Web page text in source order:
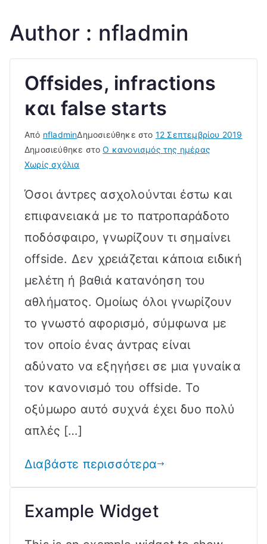
Author : nfladmin
Offsides, infractions
και false starts
Από nfladminΔημοσιεύθηκε στο 12 Σεπτεμβρίου 2019
Δημοσιεύθηκε στοΟ κανονισμός της ημέρας
Χωρίς σχόλια
infractions
false
starts
Όσοι άντρες ασχολούνται έστω και
επιφανειακά με το πατροπαράδοτο
ποδόσφαιρο, γνωρίζουν τι σημαίνει
offside. Δεν χρειάζεται κάποια ειδική
μελέτη ή βαθιά κατανόηση του
αθλήματος. Ομοίως όλοι γνωρίζουν
το γνωστό αφορισμό, σύμφωνα με
τον οποίο ένας άντρας είναι
αδύνατο να εξηγήσει σε μια γυναίκα
τον κανονισμό του offside. Το
οξύμωρο αυτό συχνά έχει δυο πολύ
απλές […]
Διαβάστε περισσότερα
Example Widget